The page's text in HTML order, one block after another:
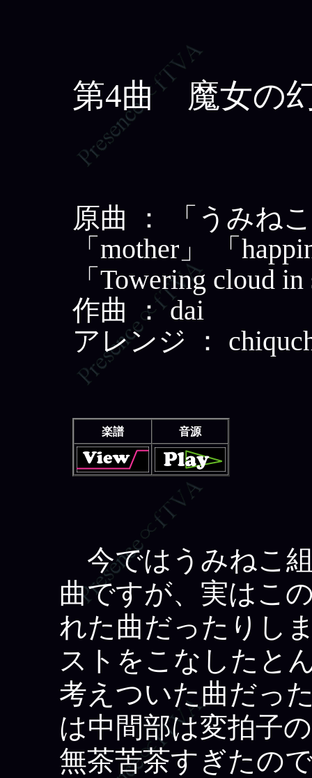
第4曲 魔女の
原曲 ： 「うみね
「mother」 「
「Towering cloud
作曲 ： dai
アレンジ ：
楽譜 音源
今ではうみねこ
曲ですが、実はこ
れた曲だったりし
ストをこなしたと
考えついた曲だっ
は中間部は変拍子
無茶苦茶すぎたの